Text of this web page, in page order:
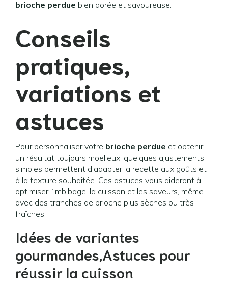
brioche perdue bien dorée et savoureuse.
Conseils
pratiques,
variations et
astuces
Pour personnaliser votre brioche perdue et obtenir
un résultat toujours moelleux, quelques ajustements
simples permettent d’adapter la recette aux goûts et
à la texture souhaitée. Ces astuces vous aideront à
optimiser l’imbibage, la cuisson et les saveurs, même
avec des tranches de brioche plus sèches ou très
fraîches.
Idées de variantes
gourmandes,Astuces pour
réussir la cuisson